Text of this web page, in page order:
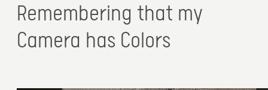
Remembering that my
Camera has Colors